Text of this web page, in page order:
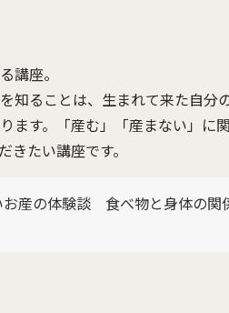
講座。
知ることは、生まれて来た自分
ます。「産む」「産まない」
たい講座です。
産の体験談 食べ物と身体の